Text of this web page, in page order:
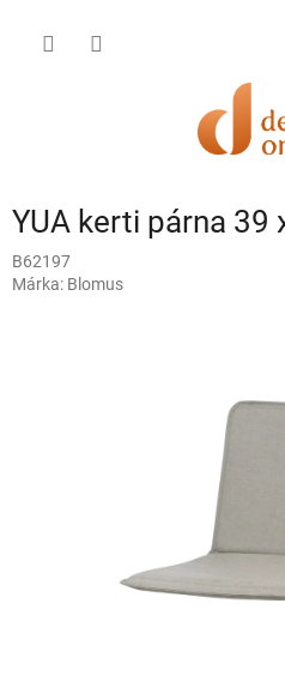
YUA kerti párna 39
B62197
Márka: Blomus